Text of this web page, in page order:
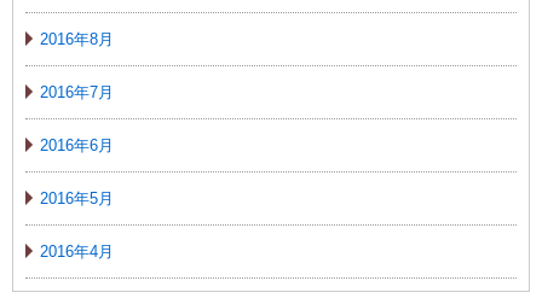
2016年8月
2016年7月
2016年6月
2016年5月
2016年4月